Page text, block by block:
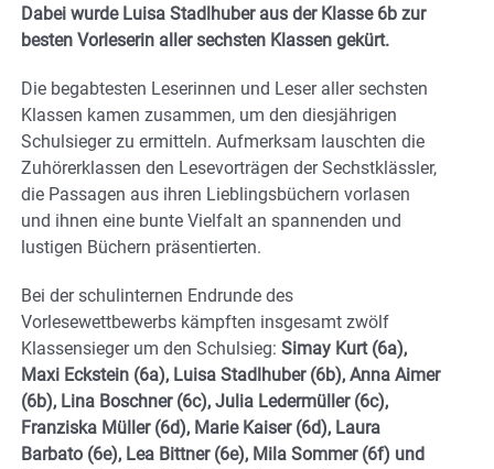
Dabei wurde Luisa Stadlhuber aus der Klasse 6b zur
besten Vorleserin aller sechsten Klassen gekürt.
Die begabtesten Leserinnen und Leser aller sechsten
Klassen kamen zusammen, um den diesjährigen
Schulsieger zu ermitteln. Aufmerksam lauschten die
Zuhörerklassen den Lesevorträgen der Sechstklässler,
die Passagen aus ihren Lieblingsbüchern vorlasen
und ihnen eine bunte Vielfalt an spannenden und
lustigen Büchern präsentierten.
Bei der schulinternen Endrunde des
Vorlesewettbewerbs kämpften insgesamt zwölf
Klassensieger um den Schulsieg: Simay Kurt (6a),
Maxi Eckstein (6a), Luisa Stadlhuber (6b), Anna Aimer
(6b), Lina Boschner (6c), Julia Ledermüller (6c),
Franziska Müller (6d), Marie Kaiser (6d), Laura
Barbato (6e), Lea Bittner (6e), Mila Sommer (6f) und